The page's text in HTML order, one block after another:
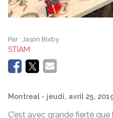
Par : Jason Bixby
STIAM
Montreal - jeudi, avril 25,
C’est avec grande fierté